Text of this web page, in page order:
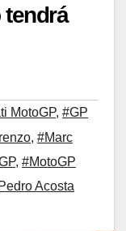
tendrá
MotoGP, #GP
, #Marc
, #MotoGP
Acosta